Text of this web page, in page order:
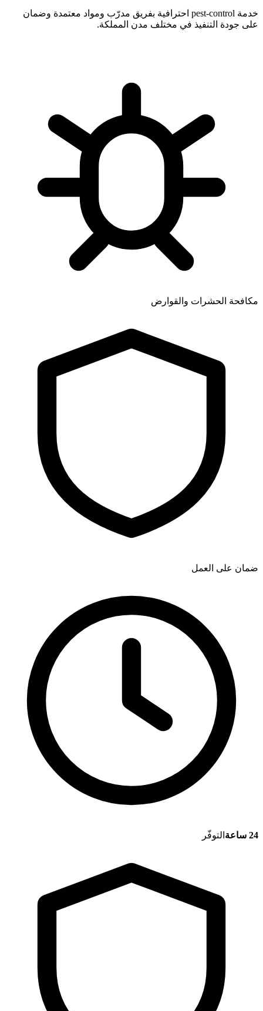
خدمة pest-control احترافية بفريق مدرّب ومواد معتمدة وضمان
على جودة التنفيذ في مختلف مدن المملكة.
مكافحة الحشرات والقوارض
ضمان على العمل
24 ساعة التوفّر